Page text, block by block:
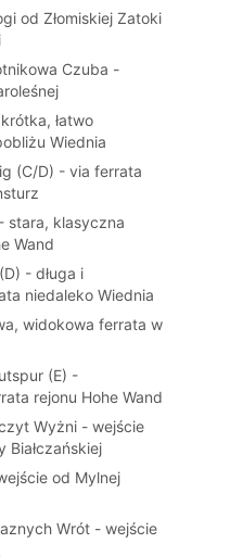
od Złomiskiej Zatoki
Czuba -
łatwo
Wiednia
(C/D) - via ferrata
stara, klasyczna
Wand
- długa i
niedaleko Wiednia
widokowa ferrata w
(E) -
rejonu Hohe Wand
Wyżni - wejście
Białczańskiej
od Mylnej
Wrót - wejście